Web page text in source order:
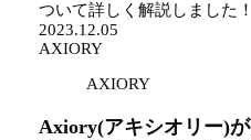
ついて詳しく解説しました！
2023.12.05
AXIORY
AXIORY
Axiory(アキシオリー)